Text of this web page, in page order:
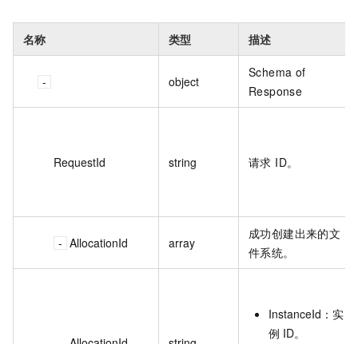
名称 类型 描述
object
Schema of
Response
RequestId string 请求 ID。
AllocationId array
成功创建出来的文
件系统。
InstanceId：实
例 ID。